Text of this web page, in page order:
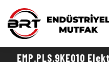
EMP.PLS.9KE010